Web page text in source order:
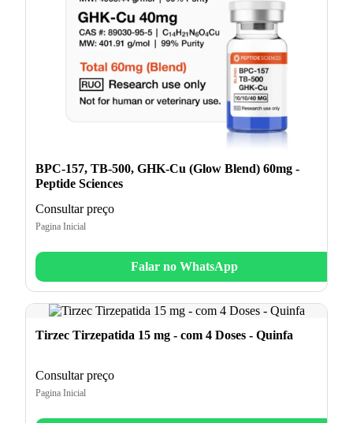
BPC-157, TB-500, GHK-Cu (Glow Blend) 60mg -
Peptide Sciences
Consultar preço
Pagina Inicial
Falar no WhatsApp
Tirzec Tirzepatida 15 mg - com 4 Doses - Quinfa
Consultar preço
Pagina Inicial